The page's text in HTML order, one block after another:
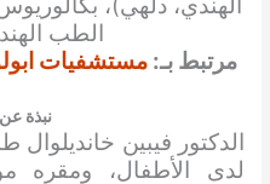
الهندي، دلهي)،
الطب
مرتبط بـ: مستشفيات
نبذة
الدكتور فيبين
لدى الأطفال، ومقره